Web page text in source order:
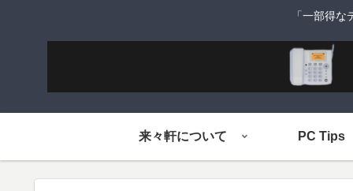
「一部得
来々軒について PC Tips